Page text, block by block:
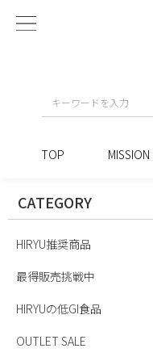
TOP MISSION
CATEGORY
HIRYU推奨商品
最得販売挑戦中
HIRYUの低GI食品
OUTLET SALE